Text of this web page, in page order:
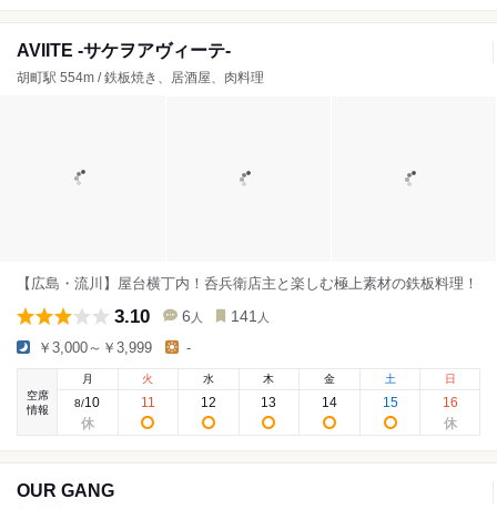
AVIITE -サケヲアヴィーテ-
胡町駅 554m / 鉄板焼き、居酒屋、肉料理
【広島・流川】屋台横丁内！呑兵衛店主と楽しむ極上素材の鉄板料理！
3.10 6 人 141 人
￥3,000～￥3,999 -
空席
情報
月
8/10
火
11
水
12
木
13
金
14
土
15
日
16
OUR GANG